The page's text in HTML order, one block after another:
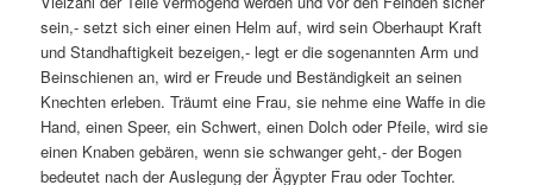
sein,- setzt sich einer einen Helm auf, wird sein Oberhaupt Kraft
und Standhaftigkeit bezeigen,- legt er die sogenannten Arm und
Beinschienen an, wird er Freude und Beständigkeit an seinen
Knechten erleben. Träumt eine Frau, sie nehme eine Waffe in die
Hand, einen Speer, ein Schwert, einen Dolch oder Pfeile, wird sie
einen Knaben gebären, wenn sie schwanger geht,- der Bogen
bedeutet nach der Auslegung der Ägypter Frau oder Tochter.